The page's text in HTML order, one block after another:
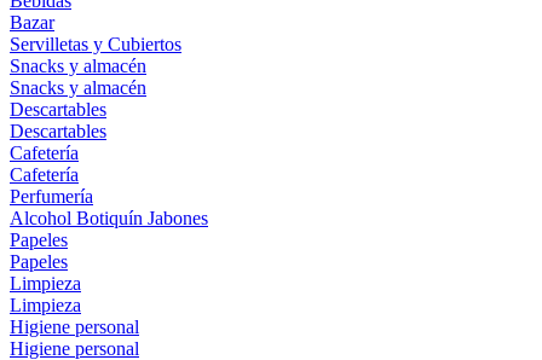
Bazar
Servilletas y Cubiertos
Snacks y almacén
Snacks y almacén
Descartables
Descartables
Cafetería
Cafetería
Perfumería
Alcohol Botiquín Jabones
Papeles
Papeles
Limpieza
Limpieza
Higiene personal
Higiene personal